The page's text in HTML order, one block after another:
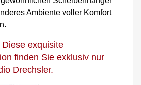
Ambiente voller Komfort
Diese exquisite
finden Sie exklusiv nur
Drechsler.